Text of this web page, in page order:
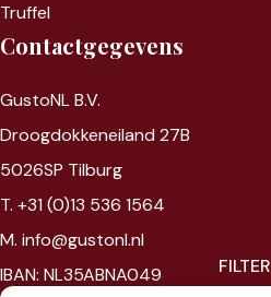
FILTER
Truffel
Contactgegevens
GustoNL B.V.
Droogdokkeneiland 27B
5026SP Tilburg
T. +31 (0)13 536 1564
M. info@gustonl.nl
IBAN: NL35ABNA0493967095